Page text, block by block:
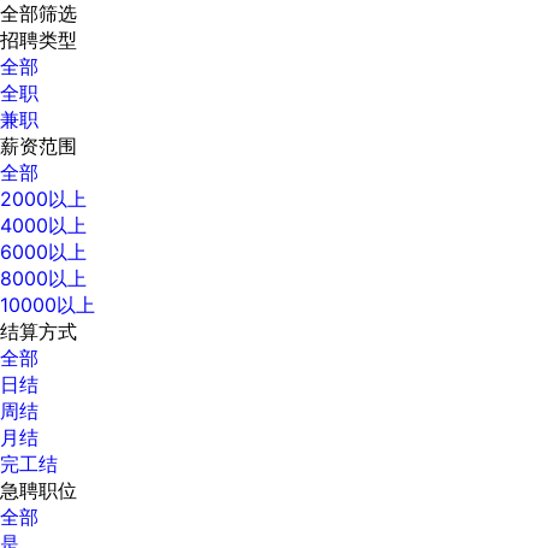
全部筛选
招聘类型
全部
全职
兼职
薪资范围
全部
2000以上
4000以上
6000以上
8000以上
10000以上
结算方式
全部
日结
周结
月结
完工结
急聘职位
全部